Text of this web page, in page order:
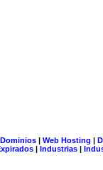
| Web Hosting |
| Industrias |